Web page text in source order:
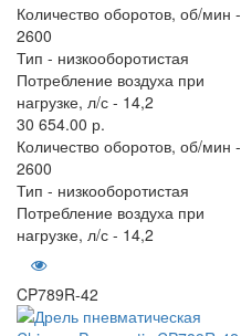
Количество оборотов, об/мин -
2600
Тип - низкооборотистая
Потребление воздуха при
нагрузке, л/с - 14,2
30 654.00 р.
Количество оборотов, об/мин -
2600
Тип - низкооборотистая
Потребление воздуха при
нагрузке, л/с - 14,2
CP789R-42